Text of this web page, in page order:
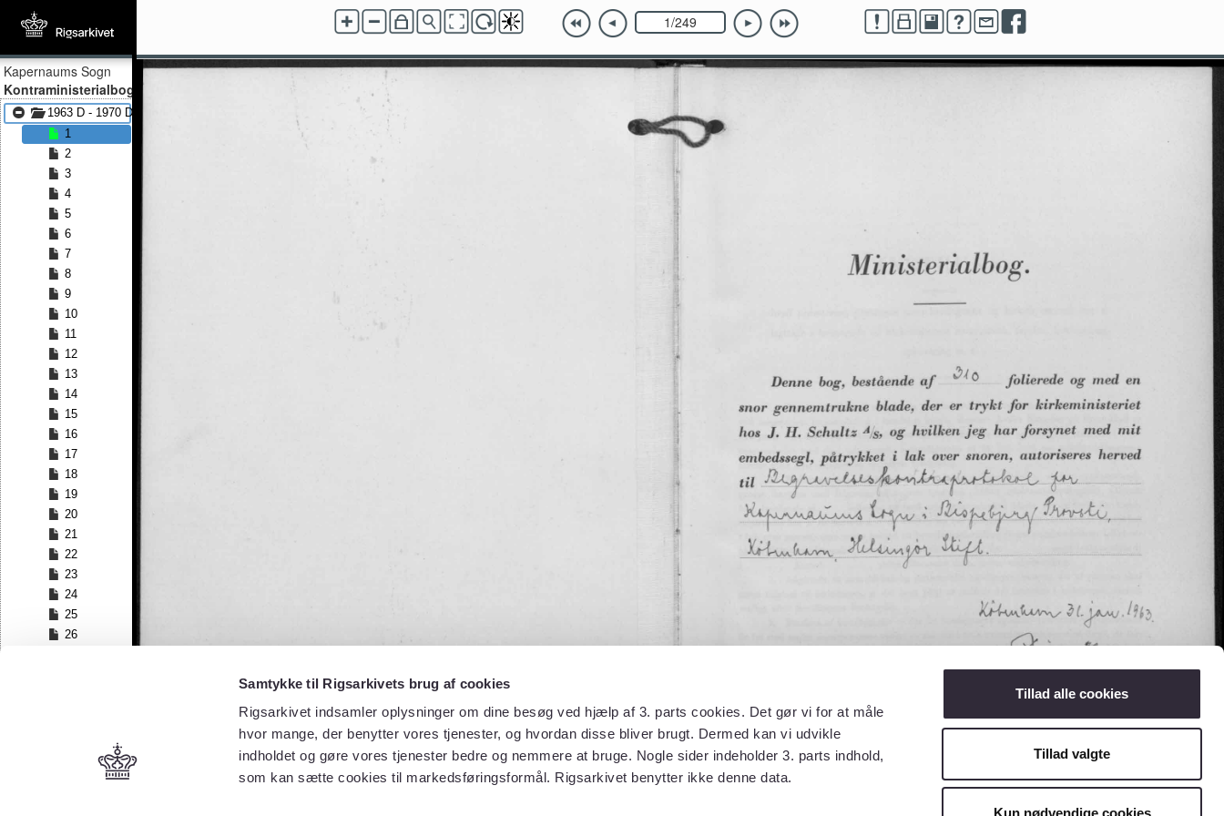
Samtykke til Rigsarkivets brug af cookies
Rigsarkivet indsamler oplysninger om dine besøg ved hjælp af 3. parts cookies. Det gør vi for at måle
hvor mange, der benytter vores tjenester, og hvordan disse bliver brugt. Dermed kan vi udvikle
indholdet og gøre vores tjenester bedre og nemmere at bruge. Nogle sider indeholder 3. parts indhold,
som kan sætte cookies til markedsføringsformål. Rigsarkivet benytter ikke denne data.
Tillad alle cookies
Tillad valgte
Kun nødvendige cookies
Kapernaums Sogn
Kontraministerialbog
1963 D - 1970 D
1
2
3
4
5
6
7
8
9
10
11
12
13
14
15
16
17
18
19
20
21
22
23
24
25
26